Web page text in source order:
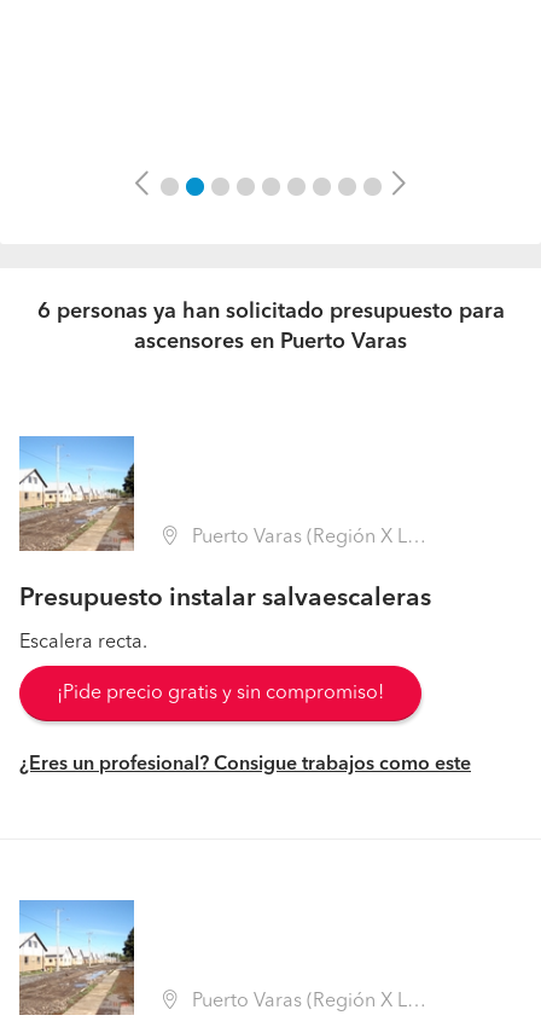
Previous Next
6 personas ya han solicitado presupuesto para
ascensores en Puerto Varas
Puerto Varas (Región X Los Lagos - Llanquihue)
Presupuesto instalar salvaescaleras
Escalera recta.
¡Pide precio gratis y sin compromiso!
¿Eres un profesional? Consigue trabajos como este
Puerto Varas (Región X Los Lagos - Llanquihue)